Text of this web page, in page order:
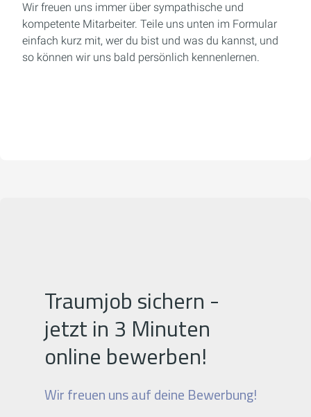
Wir freuen uns immer über sympathische und
kompetente Mitarbeiter. Teile uns unten im Formular
einfach kurz mit, wer du bist und was du kannst, und
so können wir uns bald persönlich kennenlernen.
Traumjob sichern -
jetzt in 3 Minuten
online bewerben!
Wir freuen uns auf deine Bewerbung!